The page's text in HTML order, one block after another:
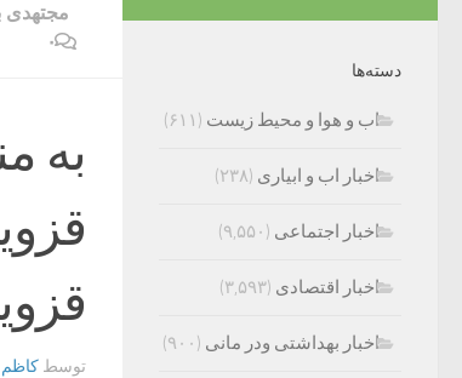
مجتهدی
۰
به
توسط
دسته‌ها
اب و هوا و محیط زیست (۶۱۱)
اخبار اب و ابیاری (۲۳۸)
اخبار اجتماعی (۹,۵۵۰)
اخبار اقتصادی (۳,۵۹۳)
اخبار بهداشتی ودر مانی (۹۰۰)